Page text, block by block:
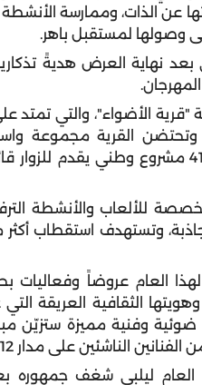
عن الذات، وممارسة الأنشطة
وصولها لمستقبل باهر.
نهاية العرض هديةً
وتحتضن القرية مجموعة
الصغيرة والمتوسطة والتي يصل عددها إلى 41
للألعاب والأنشطة
العام عروضاً وفعاليات
وهويتها الثقافية العريقة
وفنية مميزة ستزيّن
العام ليلبي شغف جمهوره